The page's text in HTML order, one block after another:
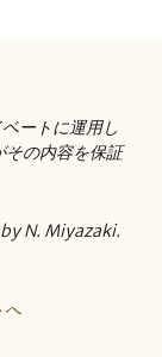
ートに運用し
その内容を保証
N. Miyazaki.
へ